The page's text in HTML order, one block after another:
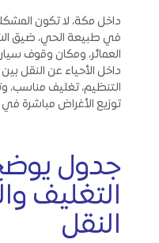
داخل مكة، لا تكون
في طبيعة الحي، ضيق
العمائر، ومكان وقوف
داخل الأحياء عن النقل
التنظيم، تغليف مناسب،
توزيع الأغراض مباشرة
جدول
التغليف
النقل